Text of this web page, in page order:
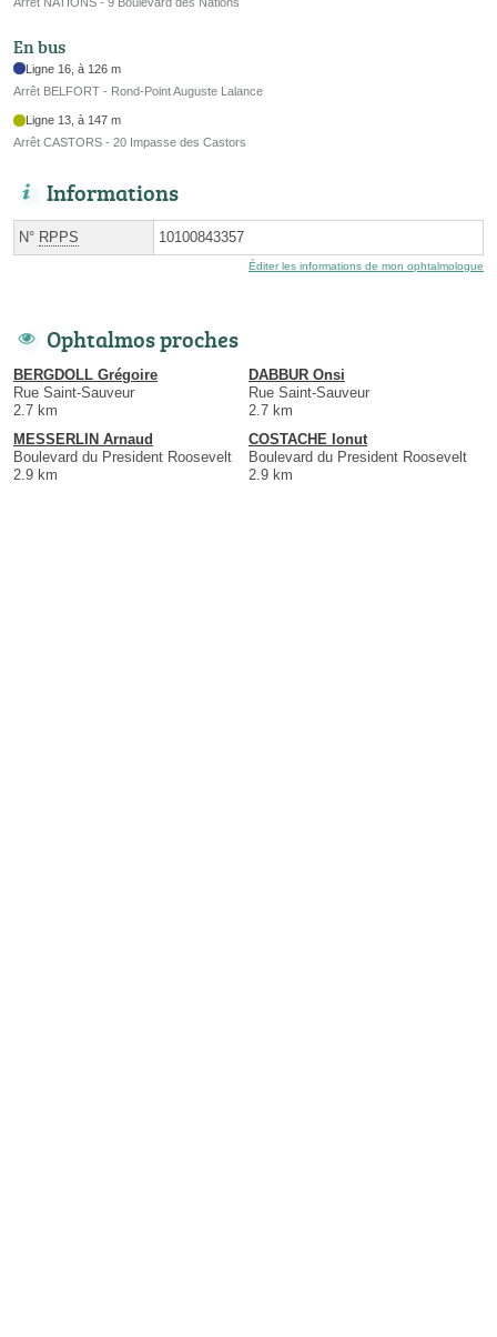
En bus
Ligne 16, à 126 m
Arrêt BELFORT - Rond-Point Auguste Lalance
Ligne 13, à 147 m
Arrêt CASTORS - 20 Impasse des Castors
Informations
N° RPPS 10100843357
Éditer les informations de mon ophtalmologue
Ophtalmos proches
BERGDOLL Grégoire
Rue Saint-Sauveur
2.7 km
DABBUR Onsi
Rue Saint-Sauveur
2.7 km
MESSERLIN Arnaud
Boulevard du President Roosevelt
2.9 km
COSTACHE Ionut
Boulevard du President Roosevelt
2.9 km